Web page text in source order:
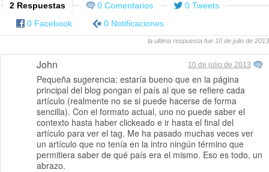
2 Respuestas 0 Comentarios
0 Tweets
0 Facebook
0 Notificaciones
la ultima respuesta fue 10 de julio de 2013
John 10 de julio de 2013
Pequeña sugerencia: estaría bueno que en la página
principal del blog pongan el país al que se refiere cada
artículo (realmente no se si puede hacerse de forma
sencilla). Con el formato actual, uno no puede saber el
contexto hasta haber clickeado e ir hasta el final del
artículo para ver el tag. Me ha pasado muchas veces ver
un artículo que no tenía en la intro ningún término que
permitiera saber de qué país era el mismo. Eso es todo, un
abrazo.